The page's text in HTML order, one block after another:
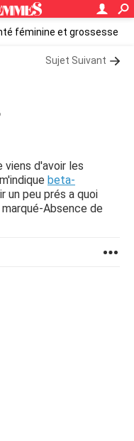
féminine et grossesse
Sujet Suivant
d'avoir les
beta-
un peu prés a quoi
Absence de